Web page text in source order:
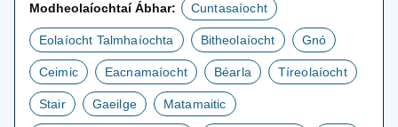
Modheolaíochtaí Ábhar: Cuntasaíocht
Eolaíocht Talmhaíochta Bitheolaíocht Gnó
Ceimic Eacnamaíocht Béarla Tíreolaíocht
Stair Gaeilge Matamaitic